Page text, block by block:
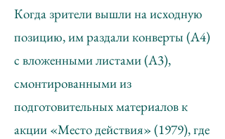
Когда зрители вышли на исходную
позицию, им раздали конверты (А4)
с вложенными листами (А3),
смонтированными из
подготовительных материалов к
акции «Место действия» (1979), где